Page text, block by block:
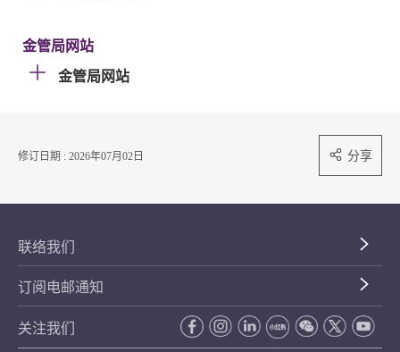
金管局网站
金管局网站
修订日期 : 2026年07月02日 分享
联络我们
订阅电邮通知
关注我们